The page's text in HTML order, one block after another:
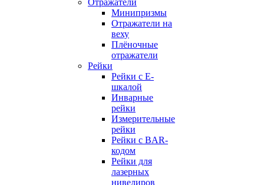
Отражатели
Минипризмы
Отражатели на
веху
Плёночные
отражатели
Рейки
Рейки с E-
шкалой
Инварные
рейки
Измерительные
рейки
Рейки с BAR-
кодом
Рейки для
лазерных
нивелиров